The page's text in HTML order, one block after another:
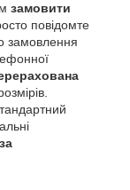
замовити
повідомте
замовлення
за